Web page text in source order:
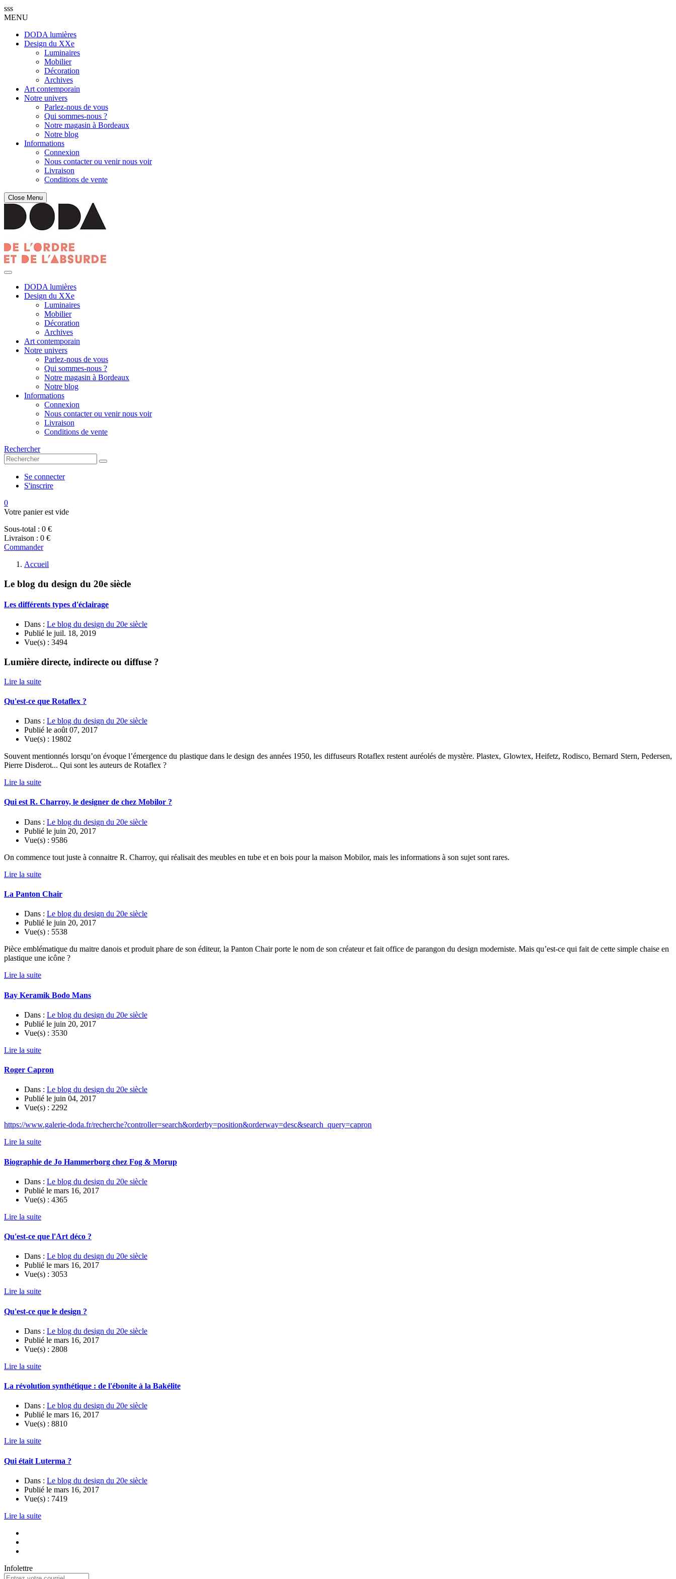
sss
MENU
DODA lumières
Design du XXe
Luminaires
Mobilier
Décoration
Archives
Art contemporain
Notre univers
Parlez-nous de vous
Qui sommes-nous ?
Notre magasin à Bordeaux
Notre blog
Informations
Connexion
Nous contacter ou venir nous voir
Livraison
Conditions de vente
Close Menu
DODA lumières
Design du XXe
Luminaires
Mobilier
Décoration
Archives
Art contemporain
Notre univers
Parlez-nous de vous
Qui sommes-nous ?
Notre magasin à Bordeaux
Notre blog
Informations
Connexion
Nous contacter ou venir nous voir
Livraison
Conditions de vente
Rechercher
Se connecter
S'inscrire
0
Votre panier est vide
Sous-total : 0 €
Livraison : 0 €
Commander
Accueil
Le blog du design du 20e siècle
Les différents types d'éclairage
Dans : Le blog du design du 20e siècle
Publié le juil. 18, 2019
Vue(s) : 3494
Lumière directe, indirecte ou diffuse ?
Lire la suite
Qu'est-ce que Rotaflex ?
Dans : Le blog du design du 20e siècle
Publié le août 07, 2017
Vue(s) : 19802
Souvent mentionnés lorsqu’on évoque l’émergence du plastique dans le design des années 1950, les diffuseurs Rotaflex restent auréolés de mystère. Plastex, Glowtex, Heifetz, Rodisco, Bernard Stern, Pedersen,
Pierre Disderot... Qui sont les auteurs de Rotaflex ?
Lire la suite
Qui est R. Charroy, le designer de chez Mobilor ?
Dans : Le blog du design du 20e siècle
Publié le juin 20, 2017
Vue(s) : 9586
On commence tout juste à connaitre R. Charroy, qui réalisait des meubles en tube et en bois pour la maison Mobilor, mais les informations à son sujet sont rares.
Lire la suite
La Panton Chair
Dans : Le blog du design du 20e siècle
Publié le juin 20, 2017
Vue(s) : 5538
Pièce emblématique du maitre danois et produit phare de son éditeur, la Panton Chair porte le nom de son créateur et fait office de parangon du design moderniste. Mais qu’est-ce qui fait de cette simple chaise en
plastique une icône ?
Lire la suite
Bay Keramik Bodo Mans
Dans : Le blog du design du 20e siècle
Publié le juin 20, 2017
Vue(s) : 3530
Lire la suite
Roger Capron
Dans : Le blog du design du 20e siècle
Publié le juin 04, 2017
Vue(s) : 2292
https://www.galerie-doda.fr/recherche?controller=search&orderby=position&orderway=desc&search_query=capron
Lire la suite
Biographie de Jo Hammerborg chez Fog & Morup
Dans : Le blog du design du 20e siècle
Publié le mars 16, 2017
Vue(s) : 4365
Lire la suite
Qu'est-ce que l'Art déco ?
Dans : Le blog du design du 20e siècle
Publié le mars 16, 2017
Vue(s) : 3053
Lire la suite
Qu'est-ce que le design ?
Dans : Le blog du design du 20e siècle
Publié le mars 16, 2017
Vue(s) : 2808
Lire la suite
La révolution synthétique : de l'ébonite à la Bakélite
Dans : Le blog du design du 20e siècle
Publié le mars 16, 2017
Vue(s) : 8810
Lire la suite
Qui était Luterma ?
Dans : Le blog du design du 20e siècle
Publié le mars 16, 2017
Vue(s) : 7419
Lire la suite
Infolettre